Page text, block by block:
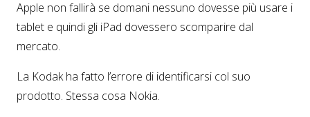
Apple non fallirà se domani nessuno dovesse più usare i
tablet e quindi gli iPad dovessero scomparire dal
mercato.
La Kodak ha fatto l’errore di identificarsi col suo
prodotto. Stessa cosa Nokia.